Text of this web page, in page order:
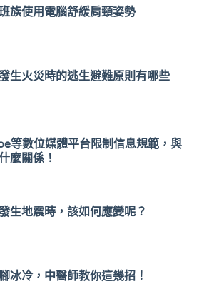
族使用電腦舒緩肩頸姿勢
生火災時的逃生避難原則有哪些
等數位媒體平台限制信息規範，與
麼關係！
生地震時，該如何應變呢？
冰冷，中醫師教你這幾招！